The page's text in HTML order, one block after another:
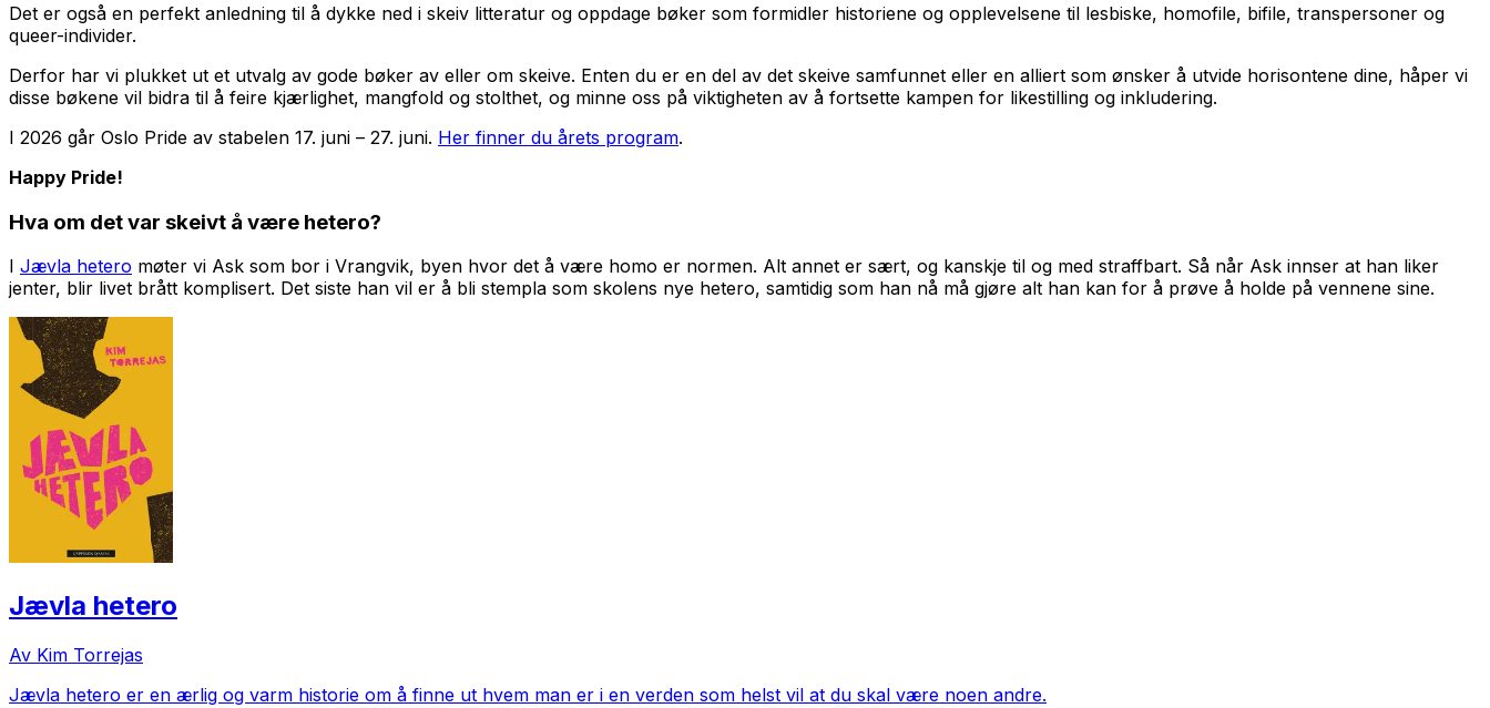
Det er også en perfekt anledning til å dykke ned i skeiv litteratur og oppdage bøker som formidler historiene og opplevelsene til lesbiske, homofile, bifile, transpersoner og
queer-individer.
Derfor har vi plukket ut et utvalg av gode bøker av eller om skeive. Enten du er en del av det skeive samfunnet eller en alliert som ønsker å utvide horisontene dine, håper vi
disse bøkene vil bidra til å feire kjærlighet, mangfold og stolthet, og minne oss på viktigheten av å fortsette kampen for likestilling og inkludering.
I 2026 går Oslo Pride av stabelen 17. juni – 27. juni. Her finner du årets program.
Happy Pride!
Hva om det var skeivt å være hetero?
I Jævla hetero møter vi Ask som bor i Vrangvik, byen hvor det å være homo er normen. Alt annet er sært, og kanskje til og med straffbart. Så når Ask innser at han liker
jenter, blir livet brått komplisert. Det siste han vil er å bli stempla som skolens nye hetero, samtidig som han nå må gjøre alt han kan for å prøve å holde på vennene sine.
Jævla hetero
Av Kim Torrejas
Jævla hetero er en ærlig og varm historie om å finne ut hvem man er i en verden som helst vil at du skal være noen andre.